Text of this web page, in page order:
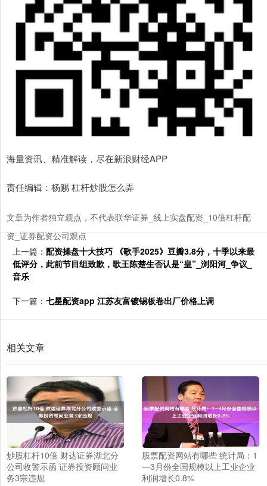
海量资讯、精准解读，尽在新浪财经APP
责任编辑：杨赐 杠杆炒股怎么弄
文章为作者独立观点，不代表联华证券_线上实盘配资_10倍杠杆配
资_证券配资公司观点
上一篇： 配资操盘十大技巧 《歌手2025》豆瓣3.8分，十季以来最
低评分，此前节目组致歉，歌王陈楚生否认是“皇”_浏阳河_争议_
音乐
下一篇： 七星配资app 江苏友富镀锡板卷出厂价格上调
相关文章
炒股杠杆10倍 财达证券湖北分
公司收警示函 证券投资顾问业
务3宗违规
股票配资网站有哪些 统计局：1
—3月份全国规模以上工业企业
利润增长0.8%